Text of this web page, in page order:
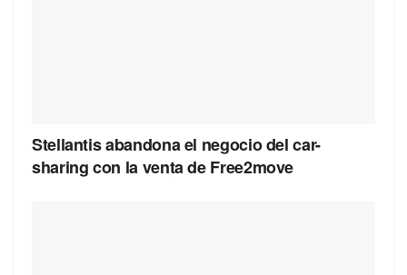
Stellantis abandona el negocio del car-
sharing con la venta de Free2move